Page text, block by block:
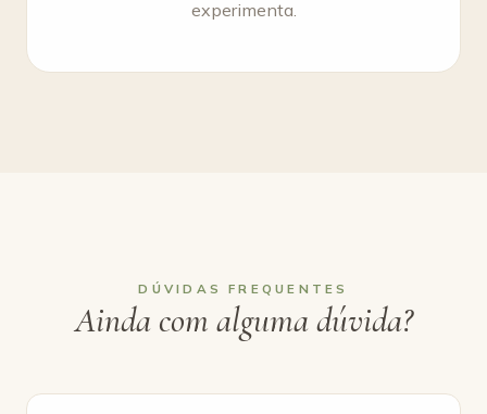
experimenta.
DÚVIDAS FREQUENTES
Ainda com alguma dúvida?